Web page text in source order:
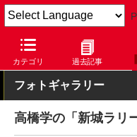
カテゴリ 過去記事
Car Watch モータースポー
フォトギャラリー
高橋学の「新城ラリ